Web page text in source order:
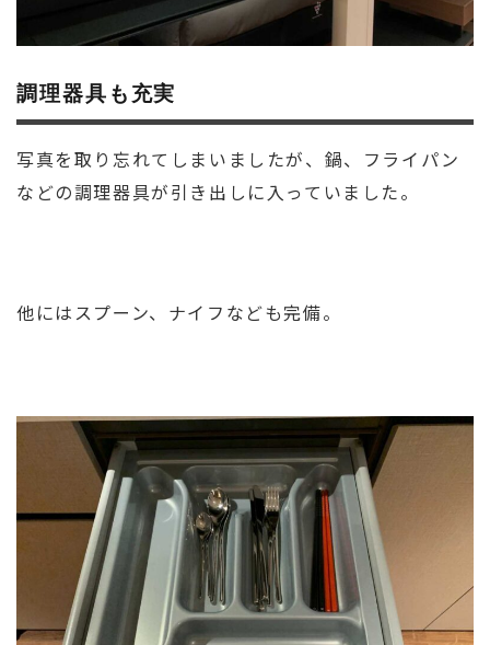
調理器具も充実
写真を取り忘れてしまいましたが、鍋、フライパン
などの調理器具が引き出しに入っていました。
他にはスプーン、ナイフなども完備。